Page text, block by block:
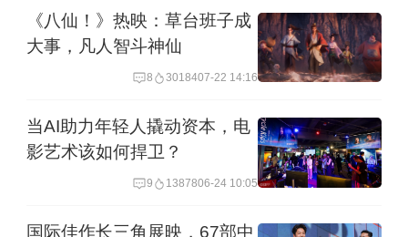
《八仙！》热映：草台班子成
大事，凡人智斗神仙
8 3018407-22 14:16
当AI助力年轻人撬动资本，电
影艺术该如何捍卫？
9 1387806-24 10:05
国际佳作长三角展映，67部中